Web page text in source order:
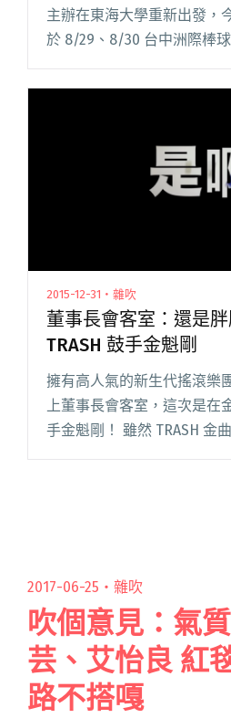
主辦在東海大學重新出發，
於 8/29、8/30 台中洲際棒
票、2020 無限自由音樂藝
2015-12-31・雜吹
董事長會客室：還是胖
TRASH 鼓手金魁剛
擁有高人氣的新生代搖滾樂
上董事長會客室，這次是在
手金魁剛！ 雖然 TRASH 金
利，也與金音獎最佳現場演
2017-06-25・ 雜吹
吹個意見：氣
芸、艾怡良 紅
路不搭嘎